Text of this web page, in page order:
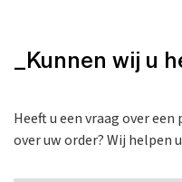
_Kunnen wij u
Heeft u een vraag over
over uw order? Wij helpen